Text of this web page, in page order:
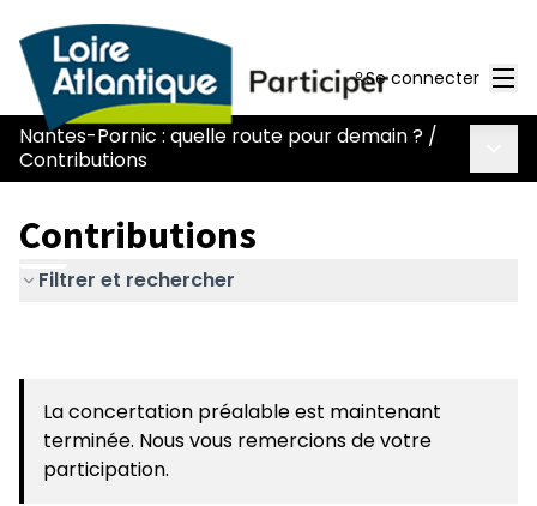
Se connecter
Nantes-Pornic : quelle route pour demain ? /
Contributions
Contributions
Filtrer et rechercher
La concertation préalable est maintenant
terminée. Nous vous remercions de votre
participation.